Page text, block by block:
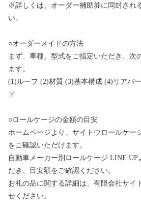
※詳しくは、オーダー補助券に同封され
い。
○オーダーメイドの方法
まず、車種、型式をご指定いただき、次
ます。
(1)ルーフ (2)材質 (3)基本構成 (4)リアバ
ド
○ロールケージの金額の目安
ホームページより、サイトウロールケー
をご確認いただけます。
自動車メーカー別ロールケージ LINE UP
だき、目安額をご確認ください。
お礼の品に関する詳細は、有限会社サイ
せください。